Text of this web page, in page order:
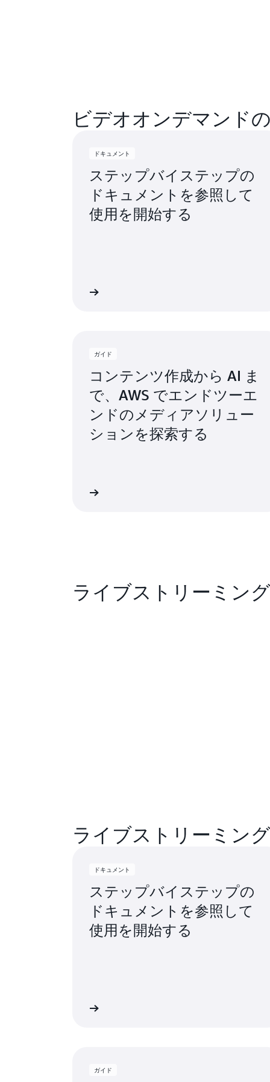
ビデオオンデマンド
ドキュメント
ステップバイステップの
ドキュメントを参照して
使用を開始する
ガイド
コンテンツ作成から AI ま
で、AWS でエンドツーエ
ンドのメディアソリュー
ションを探索する
ライブストリーミン
ライブストリーミン
ドキュメント
ステップバイステップの
ドキュメントを参照して
使用を開始する
ガイド